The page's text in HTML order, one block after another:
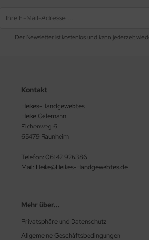
Der Newsletter ist kostenlos und kann jederzeit
Kontakt
Heikes-Handgewebtes
Heike Galemann
Eichenweg 6
65479 Raunheim
Telefon: 06142 926386
Mail: Heike@Heikes-Handgewebtes.de
Mehr über...
Privatsphäre und Datenschutz
Allgemeine Geschäftsbedingungen